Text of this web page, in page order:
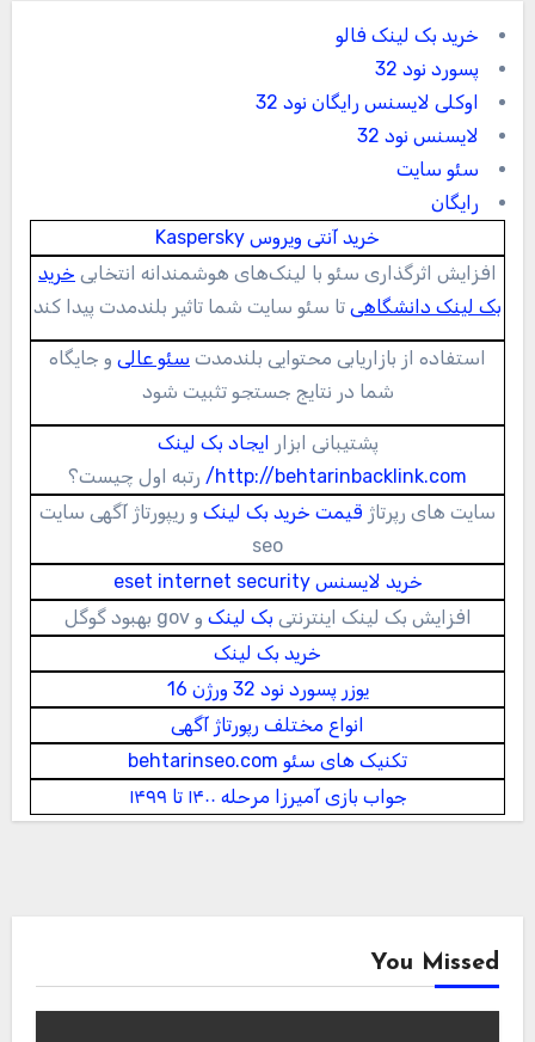
خرید بک لینک فالو
پسورد نود 32
اوکلی لایسنس رایگان نود 32
لایسنس نود 32
سئو سایت
رایگان
خرید آنتی ویروس Kaspersky
افزایش اثرگذاری سئو با لینک‌های هوشمندانه انتخابی خرید
بک لینک دانشگاهی تا سئو سایت شما تاثیر بلندمدت پیدا کند
استفاده از بازاریابی محتوایی بلندمدت سئو عالی و جایگاه
شما در نتایج جستجو تثبیت شود
پشتیبانی ابزار ایجاد بک لینک
http://behtarinbacklink.com/
رتبه اول چیست؟
سایت های رپرتاژ قیمت خرید بک لینک و ریپورتاژ آگهی سایت
seo
خرید لایسنس eset internet security
افزایش بک لینک اینترنتی بک لینک و gov بهبود گوگل
خرید بک لینک
یوزر پسورد نود 32 ورژن 16
انواع مختلف رپورتاژ آگهی
تکنیک های سئو behtarinseo.com
جواب بازی آمیرزا مرحله ۱۴۰۰ تا ۱۴۹۹
You Missed